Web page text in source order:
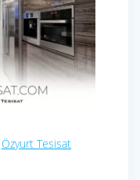
Özyurt Tesisat